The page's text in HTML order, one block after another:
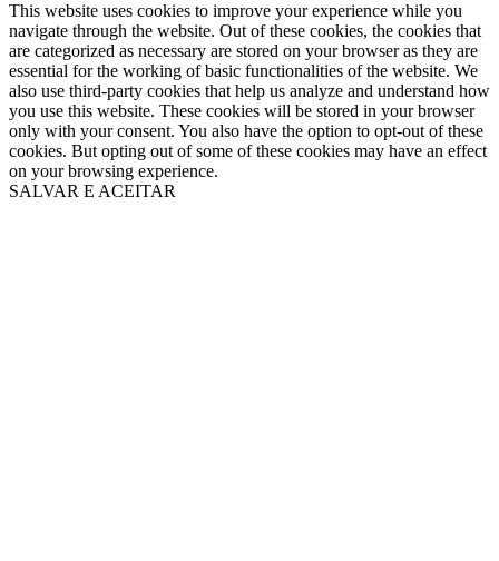
This website uses cookies to improve your experience while you
navigate through the website. Out of these cookies, the cookies that
are categorized as necessary are stored on your browser as they are
essential for the working of basic functionalities of the website. We
also use third-party cookies that help us analyze and understand how
you use this website. These cookies will be stored in your browser
only with your consent. You also have the option to opt-out of these
cookies. But opting out of some of these cookies may have an effect
on your browsing experience.
SALVAR E ACEITAR